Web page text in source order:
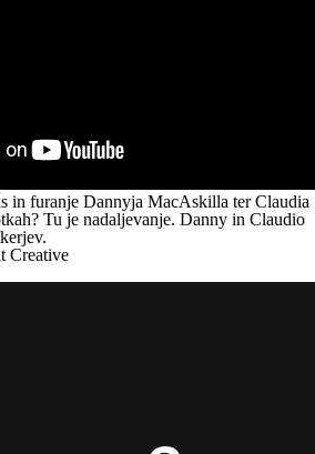
in furanje Dannyja MacAskilla ter Claudia
Tu je nadaljevanje. Danny in Claudio
Creative